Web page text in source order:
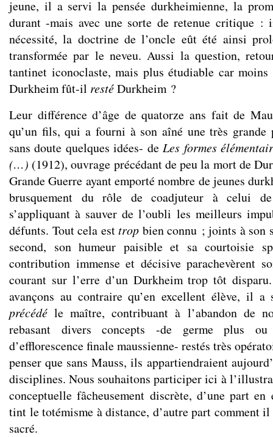
jeune, il a servi la pensée durkheimienne, la
durant -mais avec une sorte de retenue critique :
nécessité, la doctrine de l’oncle eût été ainsi
transformée par le neveu. Aussi la question,
tantinet iconoclaste, mais plus étudiable car moins
Durkheim fût-il restéDurkheim ?
Leur différence d’âge de quatorze ans fait de
qu’un fils, qui a fourni à son aîné une très grande
sans doute quelques idées- deLes formes
(…) (1912), ouvrage précédant de peu la mort de
Grande Guerre ayant emporté nombre de jeunes
brusquement du rôle de coadjuteur à celui
s’appliquant à sauver de l’oubli les meilleurs
défunts. Tout cela esttrop bien connu ; joints à son
second, son humeur paisible et sa courtoisie
contribution immense et décisive parachevèrent
courant sur l’erre d’un Durkheim trop tôt
avançons au contraire qu’en excellent élève, il a
précédé le maître, contribuant à l’abandon de
rebasant divers concepts -de germe plus ou
d’efflorescence finale maussienne- restés très
penser que sans Mauss, ils appartiendraient
disciplines. Nous souhaitons participer ici à
conceptuelle fâcheusement discrète, d’une part
tint le totémisme à distance, d’autre part comment
sacré.